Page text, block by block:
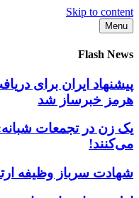
Skip to content
Menu
Flash News
پیشنهاد ایران برای
هرمز خبرساز شد
یک زن در تجمعات
می‌کنند!
شهادت سرباز وظیفه